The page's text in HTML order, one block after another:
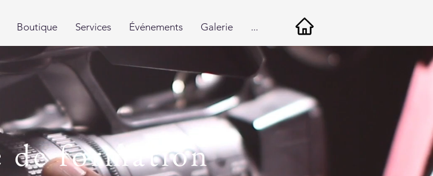
Boutique Services Événements Galerie ...
de formation